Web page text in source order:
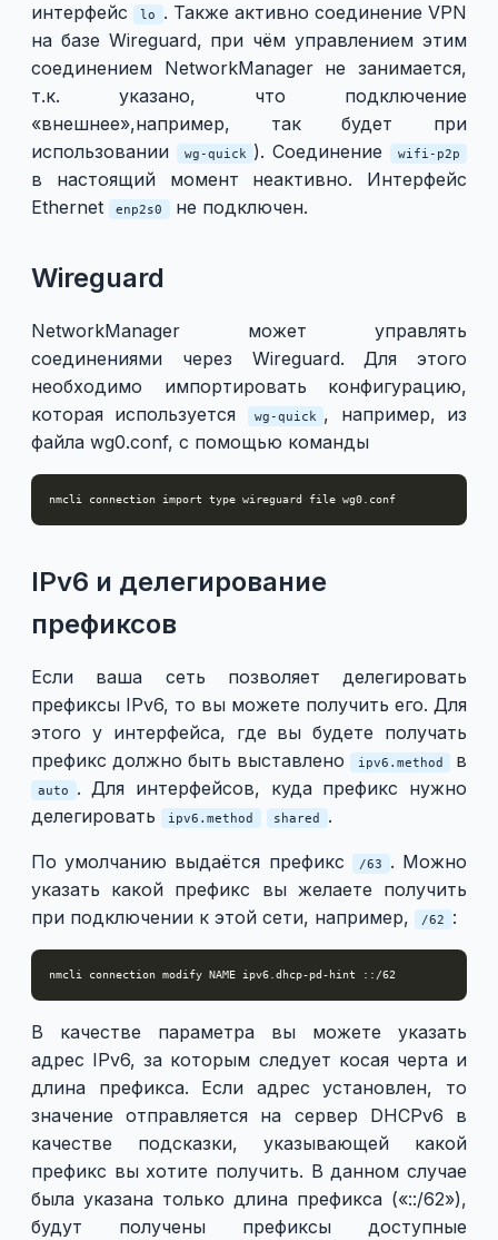
интерфейс lo . Также активно соединение VPN
на базе Wireguard, при чём управлением этим
соединением NetworkManager не занимается,
т.к. указано, что подключение
«внешнее»,например, так будет при
использовании wg-quick ). Соединение wifi-p2p
в настоящий момент неактивно. Интерфейс
Ethernet
enp2s0 не подключен.
Wireguard
NetworkManager может управлять
соединениями через Wireguard. Для этого
необходимо импортировать конфигурацию,
которая используется
wg-quick , например, из
файла wg0.conf, с помощью команды
IPv6 и делегирование
префиксов
Если ваша сеть позволяет делегировать
префиксы IPv6, то вы можете получить его. Для
этого у интерфейса, где вы будете получать
префикс должно быть выставлено ipv6.method в
auto . Для интерфейсов, куда префикс нужно
делегировать
ipv6.method shared .
По умолчанию выдаётся префикс /63 . Можно
указать какой префикс вы желаете получить
при подключении к этой сети, например,
/62 :
В качестве параметра вы можете указать
адрес IPv6, за которым следует косая черта и
длина префикса. Если адрес установлен, то
значение отправляется на сервер DHCPv6 в
качестве подсказки, указывающей какой
префикс вы хотите получить. В данном случае
была указана только длина префикса («::/62»),
будут получены префиксы доступные